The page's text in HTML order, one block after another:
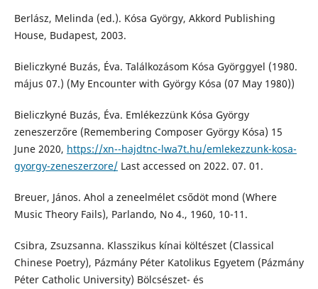
Berlász, Melinda (ed.). Kósa György, Akkord Publishing
House, Budapest, 2003.
Bieliczkyné Buzás, Éva. Találkozásom Kósa Györggyel (1980.
május 07.) (My Encounter with György Kósa (07 May 1980))
Bieliczkyné Buzás, Éva. Emlékezzünk Kósa György
zeneszerzőre (Remembering Composer György Kósa) 15
June 2020, https://xn--hajdtnc-lwa7t.hu/emlekezzunk-kosa-
gyorgy-zeneszerzore/Last accessed on 2022. 07. 01.
Breuer, János. Ahol a zeneelmélet csődöt mond (Where
Music Theory Fails), Parlando, No 4., 1960, 10-11.
Csibra, Zsuzsanna. Klasszikus kínai költészet (Classical
Chinese Poetry), Pázmány Péter Katolikus Egyetem (Pázmány
Péter Catholic University) Bölcsészet- és